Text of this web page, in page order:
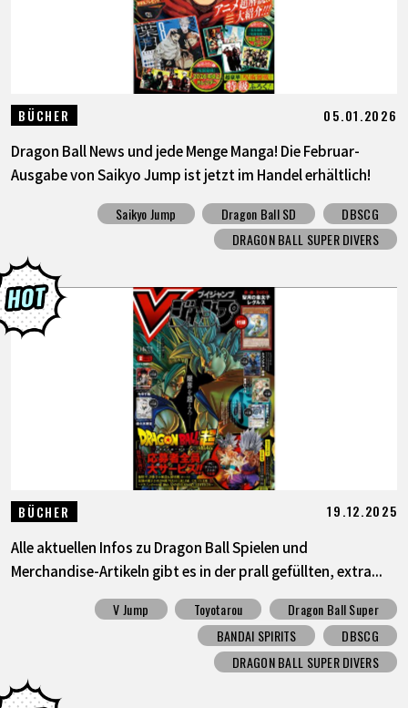
BÜCHER 05.01.2026
Dragon Ball News und jede Menge Manga! Die Februar-
Ausgabe von Saikyo Jump ist jetzt im Handel erhältlich!
Saikyo Jump Dragon Ball SD
DBSCG
DRAGON BALL SUPER DIVERS
BÜCHER 19.12.2025
Alle aktuellen Infos zu Dragon Ball Spielen und
Merchandise-Artikeln gibt es in der prall gefüllten, extra...
V Jump Toyotarou
Dragon Ball Super
BANDAI SPIRITS
DBSCG
DRAGON BALL SUPER DIVERS